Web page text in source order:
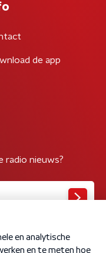
de app
radio nieuws?